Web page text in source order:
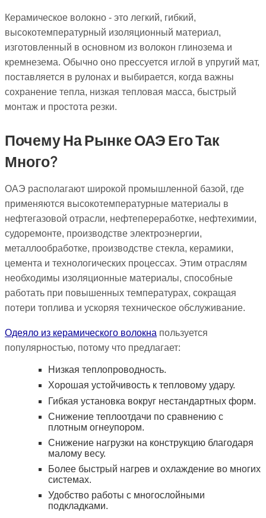
Керамическое волокно - это легкий, гибкий,
высокотемпературный изоляционный материал,
изготовленный в основном из волокон глинозема и
кремнезема. Обычно оно прессуется иглой в упругий мат,
поставляется в рулонах и выбирается, когда важны
сохранение тепла, низкая тепловая масса, быстрый
монтаж и простота резки.
Почему На Рынке ОАЭ Его Так
Много?
ОАЭ располагают широкой промышленной базой, где
применяются высокотемпературные материалы в
нефтегазовой отрасли, нефтепереработке, нефтехимии,
судоремонте, производстве электроэнергии,
металлообработке, производстве стекла, керамики,
цемента и технологических процессах. Этим отраслям
необходимы изоляционные материалы, способные
работать при повышенных температурах, сокращая
потери топлива и ускоряя техническое обслуживание.
Одеяло из керамического волокна пользуется
популярностью, потому что предлагает:
Низкая теплопроводность.
Хорошая устойчивость к тепловому удару.
Гибкая установка вокруг нестандартных форм.
Снижение теплоотдачи по сравнению с
плотным огнеупором.
Снижение нагрузки на конструкцию благодаря
малому весу.
Более быстрый нагрев и охлаждение во многих
системах.
Удобство работы с многослойными
подкладками.